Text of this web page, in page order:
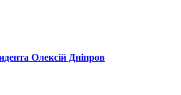
Олексій Дніпров